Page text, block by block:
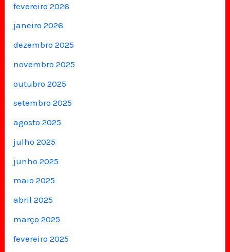
fevereiro 2026
janeiro 2026
dezembro 2025
novembro 2025
outubro 2025
setembro 2025
agosto 2025
julho 2025
junho 2025
maio 2025
abril 2025
março 2025
fevereiro 2025